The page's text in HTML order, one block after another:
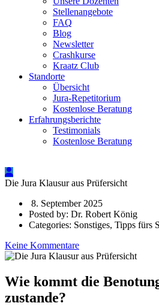
Stellenangebote
FAQ
Blog
Newsletter
Crashkurse
Kraatz Club
Standorte
Übersicht
Jura-Repetitorium
Kostenlose Beratung
Erfahrungsberichte
Testimonials
Kostenlose Beratung
Die Jura Klausur aus Prüfersicht
8. September 2025
Posted by: Dr. Robert König
Categories: Sonstiges, Tipps fürs
Keine Kommentare
Wie kommt die
zustande?